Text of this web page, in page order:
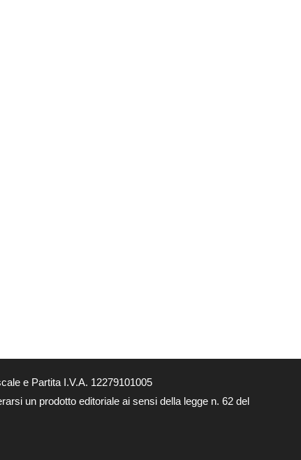
e Partita I.V.A. 12279101005
un prodotto editoriale ai sensi della legge n. 62 del